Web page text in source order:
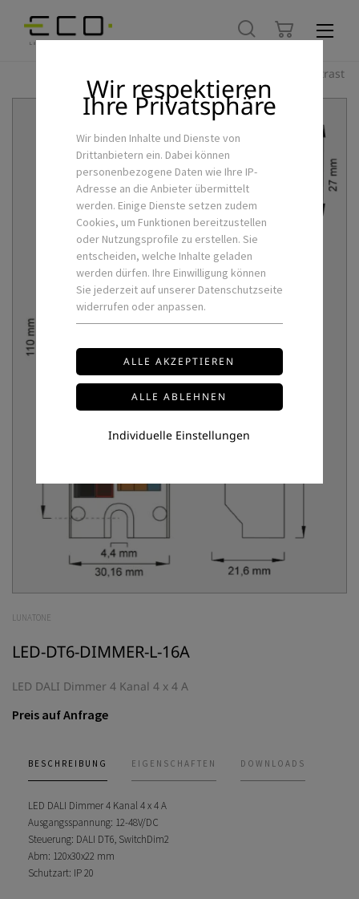
Hoher Kontrast
LUNATONE
LED-DT6-DIMMER-L-16A
LED DALI Dimmer 4 Kanal 4 x 4 A
Preis auf Anfrage
BESCHREIBUNG EIGENSCHAFTEN DOWNLOADS
LED DALI Dimmer 4 Kanal 4 x 4 A
Ausgangsspannung: 12-48V/DC
Steuerung: DALI DT6, SwitchDim2
Abm: 120x30x22 mm
Schutzart: IP 20
Wir respektieren
Ihre Privatsphäre
Wir binden Inhalte und Dienste von
Drittanbietern ein. Dabei können
personenbezogene Daten wie Ihre IP-
Adresse an die Anbieter übermittelt
werden. Einige Dienste setzen zudem
Cookies, um Funktionen bereitzustellen
oder Nutzungsprofile zu erstellen. Sie
entscheiden, welche Inhalte geladen
werden dürfen. Ihre Einwilligung können
Sie jederzeit auf unserer Datenschutzseite
widerrufen oder anpassen.
Individuelle Einstellungen